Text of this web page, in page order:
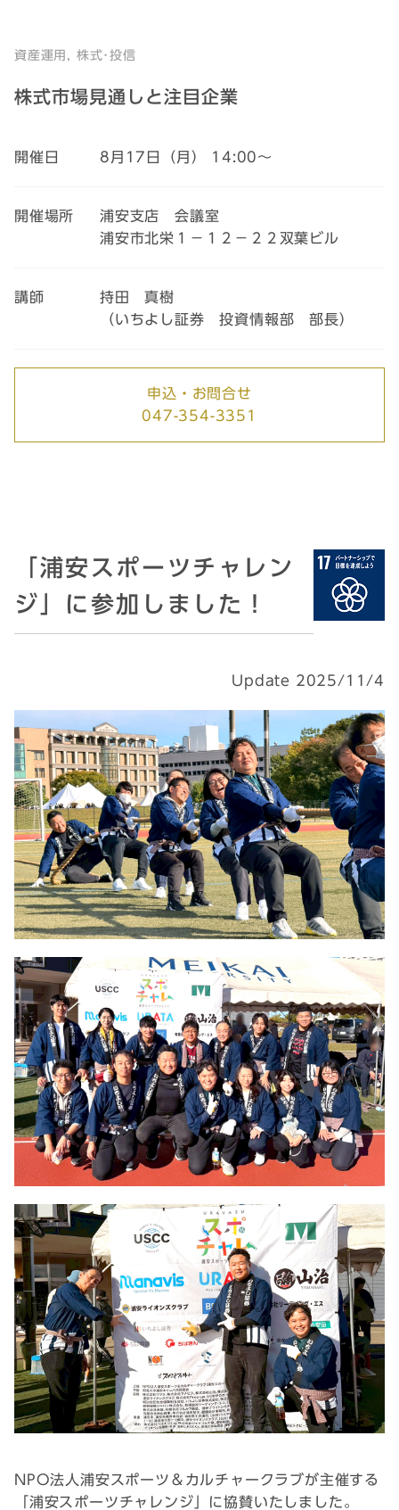
資産運用, 株式･投信
株式市場見通しと注目企業
開催日 8月17日（月） 14:00～
開催場所
浦安支店 会議室
浦安市北栄１－１２－２２双葉ビル
講師
持田 真樹
（いちよし証券 投資情報部 部長）
申込・お問合せ
047-354-3351
「浦安スポーツチャレン
ジ」に参加しました！
Update 2025/11/4
NPO法人浦安スポーツ＆カルチャークラブが主催する
「浦安スポーツチャレンジ」に協賛いたしました。